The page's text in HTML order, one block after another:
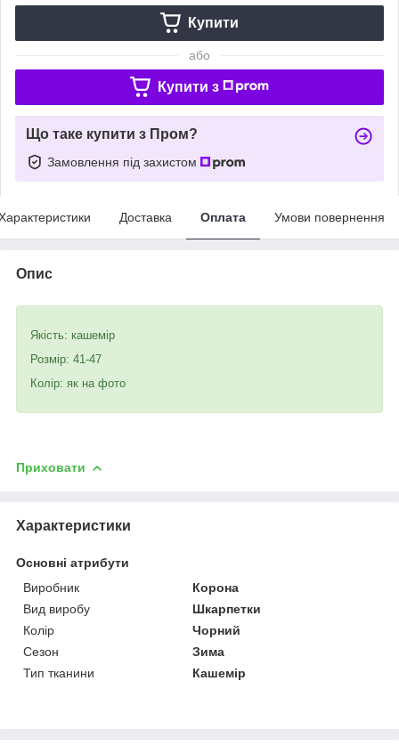
Купити
або
Купити з
Що таке купити з Пром?
Замовлення під захистом
Доставка Оплата Умови повернення
Опис
Якість: кашемір
Розмір: 41-47
Колір: як на фото
Приховати
Характеристики
Основні атрибути
Виробник
Корона
Вид виробу
Шкарпетки
Колір
Чорний
Сезон
Зима
Тип тканини
Кашемір